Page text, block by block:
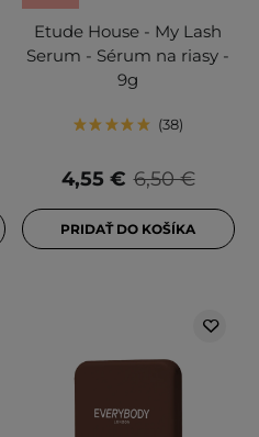
Etude House - My Lash
Serum - Sérum na riasy -
9g
38
6,50 €
4,55 €
PRIDAŤ DO KOŠÍKA